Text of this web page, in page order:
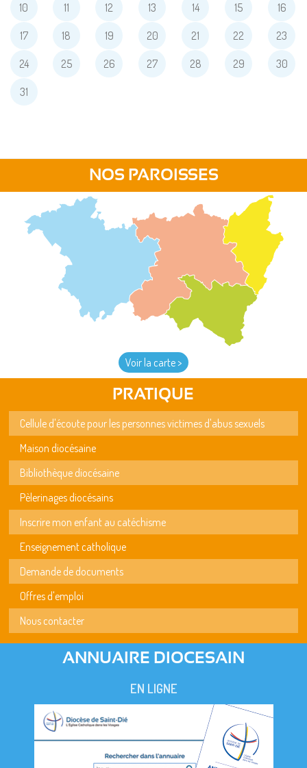
10 11 12 13 14 15 16
17 18 19 20 21 22 23
24 25 26 27 28 29 30
31
NOS PAROISSES
Voir la carte >
PRATIQUE
Cellule d'écoute pour les personnes victimes d'abus sexuels
Maison diocésaine
Bibliothèque diocésaine
Pèlerinages diocésains
Inscrire mon enfant au catéchisme
Enseignement catholique
Demande de documents
Offres d'emploi
Nous contacter
ANNUAIRE DIOCESAIN
EN LIGNE